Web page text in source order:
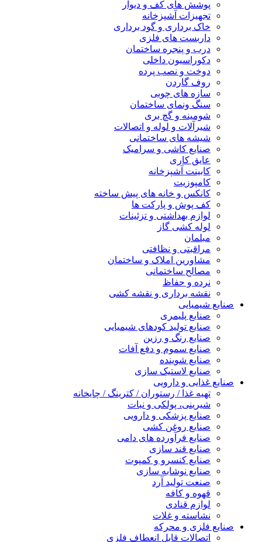
پوشش های کف و دیوار
تجهیزات آشپزخانه
خاک برداری و گود برداری
داربست های فلزی
درب و پنجره ساختمان
دکوراسیون داخلی
دوخت و نصب پرده
روف گاردن
سازه های چوبی
سنگ ونمای ساختمان
شومینه و گچ بری
شیرآلات و لوله و اتصالات
شیشه های ساختمانی
صنایع کاشی و سرامیک
عایق کاری
کابینت آشپزخانه
کامپوزیت
کانکس و خانه های پیش ساخته
کف پوش و پارکت ها
لوازم بهداشتی و تزئینات
لوله کشی گاز
مبلمان
مراقبتی و نظافتی
مشاورین املاک و ساختمان
مصالح ساختمانی
نرده و حفاظ
نقشه برداری و نقشه کشی
صنایع شیمیایی
صنایع پلیمری
صنایع تولید کودهای شیمیایی
صنایع رنگ و رزین
صنایع سموم و دفع آفات
صنایع شوینده
صنایع لاستیک سازی
صنایع غذایی و دارویی
تهیه غذا / رستوران / کترینگ / چایخانه
شیرینی، پولکی و نبات
صنایع پزشکی و دارویی
صنایع روغن کشی
صنایع فرآورده های دامی
صنایع قند سازی
صنایع کنسرو و کمپوت
صنایع نوشابه سازی
صنعت تولید آرد
قهوه و کافه
لوازم قنادی
نشاسته و غلات
صنایع فلزی و محرکه
اتصالات قابل انعطاف فلزی